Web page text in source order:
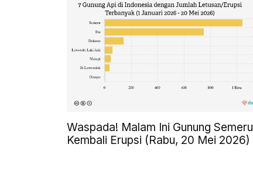
Waspada! Malam Ini Gunung Semeru
Kembali Erupsi (Rabu, 20 Mei 2026)